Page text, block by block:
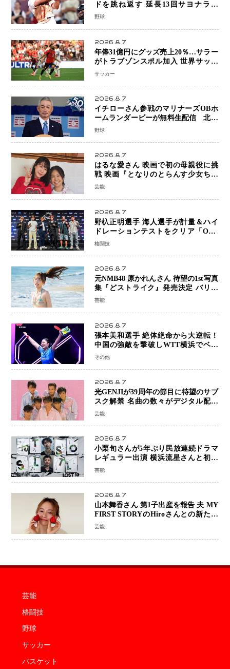
ドを跳ね返す 延長13回サヨナラ勝
ち 吉田正尚選手も2安打1打点で貢献 4
野球
2026.8.7
年俸31億円にグッズ売上20％…サラー
がトラブゾンスポル加入 世界サッカ
ーは「五大リーグ一強」から新時代へ
サッカー
2026.8.7
イチローさん参戦のマリナーズOBホ
ームランダービーが無料生配信 北米
ならではの“魅せる興行”に世界が注目
野球
2026.8.7
はるな愛さん 映画で初の母親役に挑
戦 映画『となりのとらんす少女ちゃ
ん』11月7日公開 未来の自分との対話
芸能
2026.8.7
野杁正明選手 海人選手が計量＆ハイ
ドレーションテストをクリア「ONE
SAMURAI 2」決戦へ万全の準備整う
格闘技
2026.8.7
元NMB48 原かれんさん 待望の1st写真
集『どストライク』発売決定 バリで
魅せる25歳の新境地
芸能
2026.8.7
張本美和選手 絶体絶命から大逆転！
中国の強敵を撃破しWTT横浜でベス
ト8進出
その他
2026.8.7
光GENJIが39周年の節目に待望のサブ
スク解禁 名曲の数々がデジタル配信
へ 40周年へ向け1年間で全作品を順次
芸能
2026.8.7
小栗旬さんが5年ぶり民放連続ドラマ
レギュラー出演 横浜流星さんと初共
演『LOST10』で異色バディ結成
芸能
2026.8.7
山本舞香さん 第1子出産を報告 夫 MY
FIRST STORYのHiroさんとの新たな
家族生活「母子ともに健康」
芸能
芸能
格闘技
野球
サッカー
バスケット